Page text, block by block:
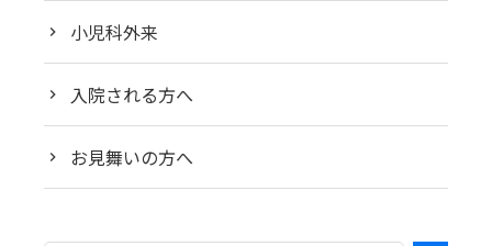
小児科外来
入院される方へ
お見舞いの方へ